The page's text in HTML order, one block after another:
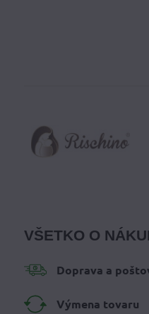
VŠETKO O
Doprava a
Výmena tovaru